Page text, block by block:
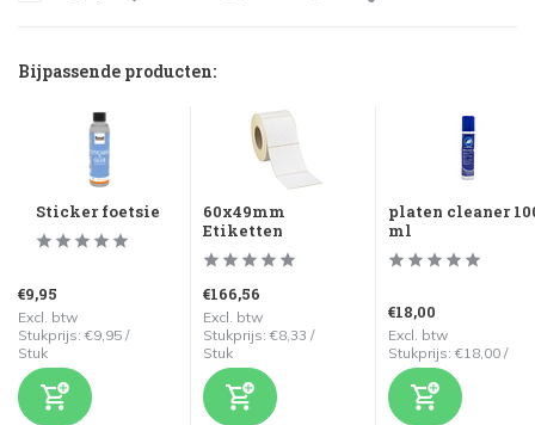
Bijpassende producten:
Sticker foetsie
€9,95
Excl. btw
Stukprijs: €9,95 /
Stuk
60x49mm
Etiketten
€166,56
Excl. btw
Stukprijs: €8,33 /
Stuk
platen cleaner
ml
€18,00
Excl. btw
Stukprijs: €18,00 /